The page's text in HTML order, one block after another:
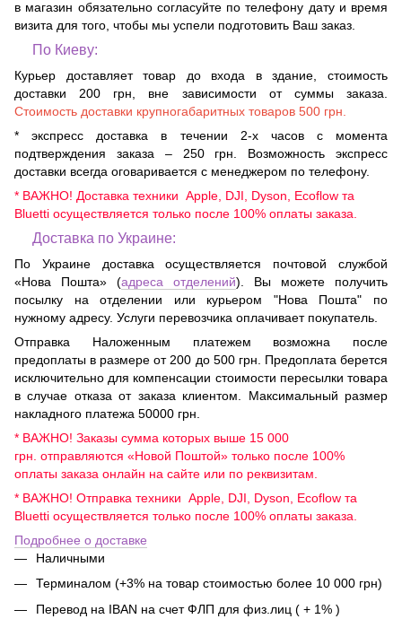
в магазин обязательно согласуйте по телефону дату и время
визита для того, чтобы мы успели подготовить Ваш заказ.
По Киеву:
Курьер доставляет товар до входа в здание, стоимость
доставки 200 грн, вне зависимости от суммы заказа.
Стоимость доставки крупногабаритных товаров 500 грн.
* экспресс доставка в течении 2-х часов с момента
подтверждения заказа – 250 грн. Возможность экспресс
доставки всегда оговаривается с менеджером по телефону.
* ВАЖНО! Доставка техники Apple, DJI, Dyson, Ecoflow та
Bluetti осуществляется только после 100% оплаты заказа.
Доставка по Украине:
По Украине доставка осуществляется почтовой службой
«Нова Пошта» (адреса отделений). Вы можете получить
посылку на отделении или курьером "Нова Пошта" по
нужному адресу. Услуги перевозчика оплачивает покупатель.
Отправка Наложенным платежем возможна после
предоплаты в размере от 200 до 500 грн. Предоплата берется
исключительно для компенсации стоимости пересылки товара
в случае отказа от заказа клиентом. Максимальный размер
накладного платежа 50000 грн.
* ВАЖНО! Заказы сумма которых выше 15 000
грн. отправляются «Новой Поштой» только после 100%
оплаты заказа онлайн на сайте или по реквизитам.
* ВАЖНО! Отправка техники Apple, DJI, Dyson, Ecoflow та
Bluetti осуществляется только после 100% оплаты заказа.
Подробнее о доставке
Наличными
Терминалом (+3% на товар стоимостью более 10 000 грн)
Перевод на IBAN на счет ФЛП для физ.лиц ( + 1% )